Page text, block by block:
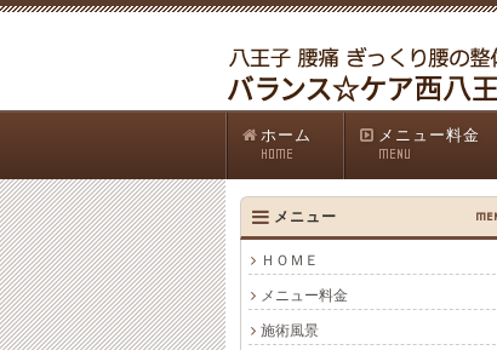
ホーム
HOME
メニュー料金
MENU
メニュー
ＨＯＭＥ
メニュー料金
施術風景